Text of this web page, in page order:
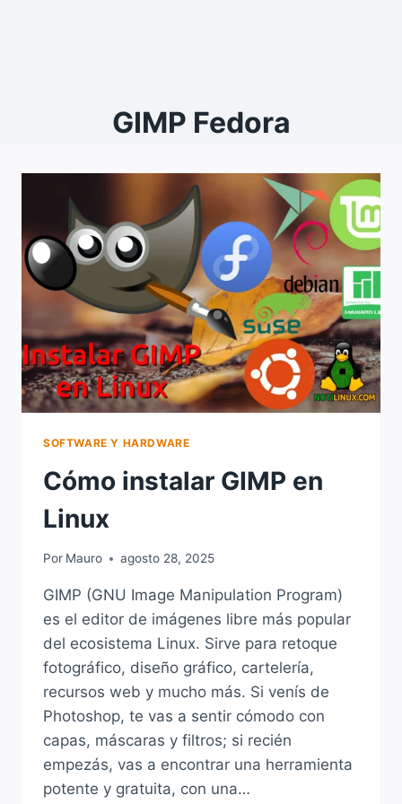
GIMP Fedora
SOFTWARE Y HARDWARE
Cómo instalar GIMP en
Linux
Por Mauro agosto 28, 2025
GIMP (GNU Image Manipulation Program)
es el editor de imágenes libre más popular
del ecosistema Linux. Sirve para retoque
fotográfico, diseño gráfico, cartelería,
recursos web y mucho más. Si venís de
Photoshop, te vas a sentir cómodo con
capas, máscaras y filtros; si recién
empezás, vas a encontrar una herramienta
potente y gratuita, con una…